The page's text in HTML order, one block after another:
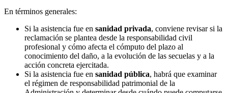
En términos generales:
Si la asistencia fue en sanidad privada, conviene revisar si la
reclamación se plantea desde la responsabilidad civil
profesional y cómo afecta el cómputo del plazo al
conocimiento del daño, a la evolución de las secuelas y a la
acción concreta ejercitada.
Si la asistencia fue en sanidad pública, habrá que examinar
el régimen de responsabilidad patrimonial de la